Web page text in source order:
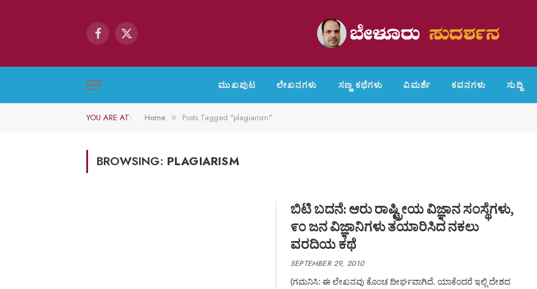
Facebook
X
ಮುಖಪುಟ ಲೇಖನಗಳು ಸಣ್ಣ ಕಥೆಗಳು ವಿಮರ್ಶೆ ಕವನಗಳು ಸುದ್ದಿ
YOU ARE AT: Home » Posts Tagged "plagiarism"
BROWSING: PLAGIARISM
ಬಿಟಿ ಬದನೆ: ಆರು ರಾಷ್ಟ್ರೀಯ ವಿಜ್ಞಾನ ಸಂಸ್ಥೆಗಳು,
೯೦ ಜನ ವಿಜ್ಞಾನಿಗಳು ತಯಾರಿಸಿದ ನಕಲು
ವರದಿಯ ಕಥೆ
SEPTEMBER 29, 2010
(ಗಮನಿಸಿ: ಈ ಲೇಖನವು ಕೊಂಚ ದೀರ್ಘವಾಗಿದೆ. ಯಾಕೆಂದರೆ ಇಲ್ಲಿ ದೇಶದ